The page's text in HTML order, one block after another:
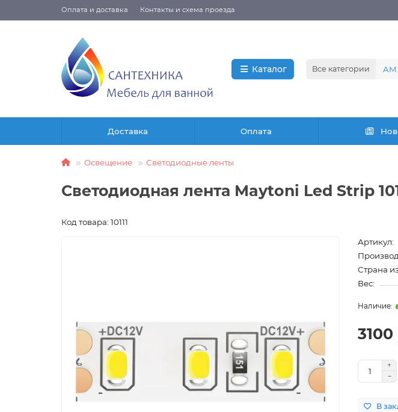
Оплата и доставка Контакты и схема проезда
Каталог Все категории
Доставка Оплата
Освещение Светодиодные ленты
Светодиодная лента Maytoni Led Strip
Код товара: 10111
Артикул:
Страна
Вес:
3100
В